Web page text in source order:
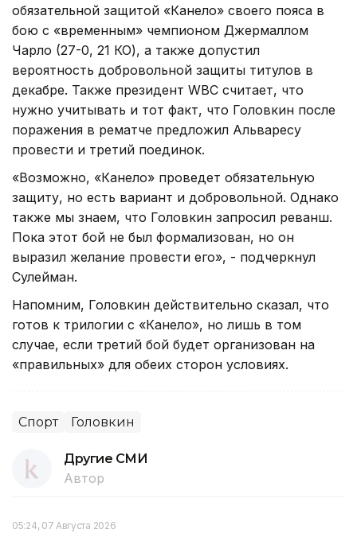
обязательной защитой «Канело» своего пояса в
бою с «временным» чемпионом Джермаллом
Чарло (27-0, 21 КО), а также допустил
вероятность добровольной защиты титулов в
декабре. Также президент WBC считает, что
нужно учитывать и тот факт, что Головкин после
поражения в рематче предложил Альваресу
провести и третий поединок.
«Возможно, «Канело» проведет обязательную
защиту, но есть вариант и добровольной. Однако
также мы знаем, что Головкин запросил реванш.
Пока этот бой не был формализован, но он
выразил желание провести его», - подчеркнул
Сулейман.
Напомним, Головкин действительно сказал, что
готов к трилогии с «Канело», но лишь в том
случае, если третий бой будет организован на
«правильных» для обеих сторон условиях.
Спорт Головкин
Другие СМИ
Автор
05:24, 07 Августа 2026